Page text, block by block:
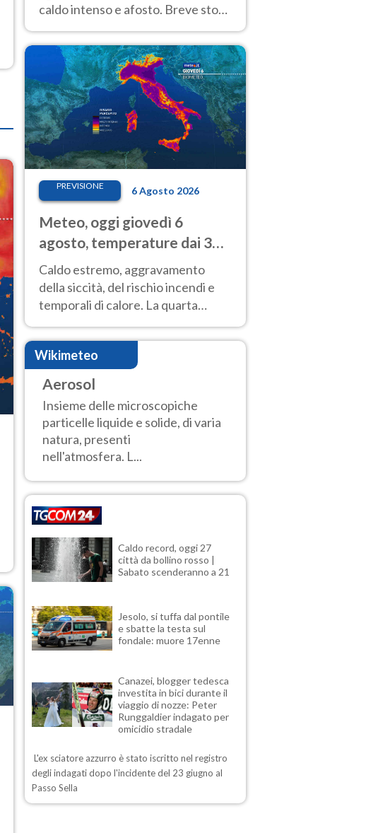
caldo intenso e afosto. Breve stop
Nord.
PREVISIONE 6 Agosto 2026
Meteo, oggi giovedì 6
agosto, temperature dai 33
ai 40 gradi
Caldo estremo, aggravamento
della siccità, del rischio incendi e
temporali di calore. La quarta
intensa ondata di calore non dà
tregua e durerà fino Ferragosto
Wikimeteo
Aerosol
Insieme delle microscopiche
particelle liquide e solide, di varia
natura, presenti
nell'atmosfera. L...
Caldo record, oggi 27
città da bollino rosso |
Sabato scenderanno a 21
Jesolo, si tuffa dal pontile
e sbatte la testa sul
fondale: muore 17enne
Canazei, blogger tedesca
investita in bici durante il
viaggio di nozze: Peter
Runggaldier indagato per
omicidio stradale
L'ex sciatore azzurro è stato iscritto nel registro
degli indagati dopo l'incidente del 23 giugno al
Passo Sella